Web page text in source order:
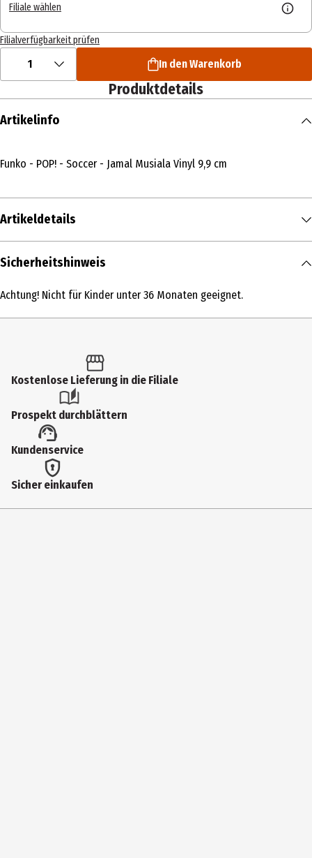
Filiale wählen
Filialverfügbarkeit prüfen
1 In den Warenkorb
Produktdetails
Artikelinfo
Funko - POP! - Soccer - Jamal Musiala Vinyl 9,9 cm
Artikeldetails
Inhalt
Produkttyp
6 Jahre
Artikelnummer des Herstellers
93750
Lizenz (spw)
Funko Sports
Hersteller
Sicherheitshinweis
Achtung! Nicht für Kinder unter 36 Monaten geeignet.
Kostenlose Lieferung in die Filiale
Prospekt durchblättern
Kundenservice
Sicher einkaufen